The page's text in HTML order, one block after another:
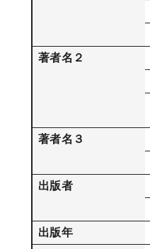
著者名２
著者名３
出版者
出版年